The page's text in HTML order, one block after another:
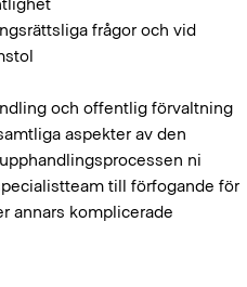
frågor och vid
och offentlig förvaltning
aspekter av den
ni
till förfogande för
annars komplicerade